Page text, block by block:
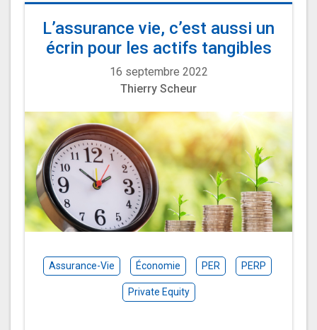
L’assurance vie, c’est aussi un
écrin pour les actifs tangibles
16 septembre 2022
Thierry Scheur
Assurance-Vie Économie PER PERP
Private Equity